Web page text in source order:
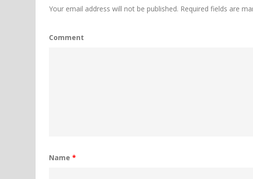
Your email address will not be published. Required fields are
Comment
Name *